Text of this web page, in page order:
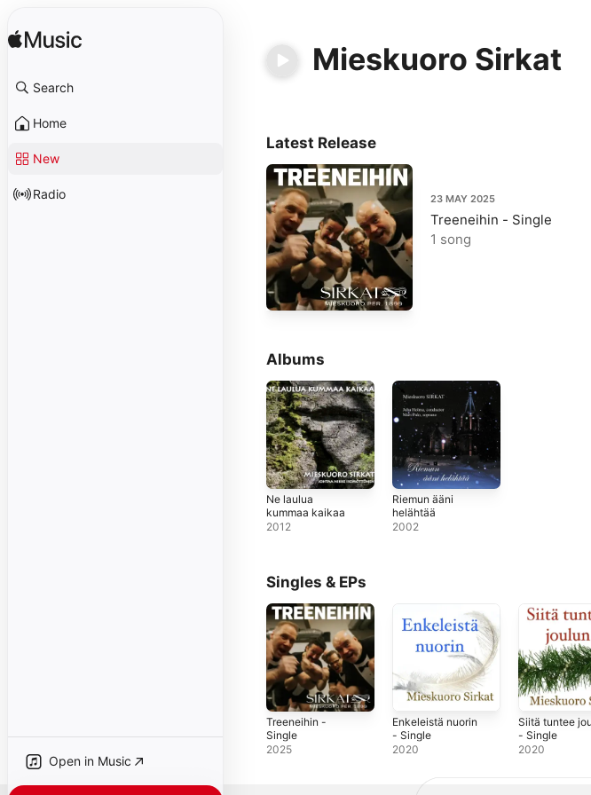
Search
Home
New
Radio
Open in Music
Mieskuoro Sirkat
Latest Release
23 MAY 2025
Treeneihin - Single
1 song
Albums
Ne laulua
kummaa kaikaa
2012
Riemun ääni
helähtää
2002
Singles & EPs
Treeneihin -
Single
2025
Enkeleistä nuorin
- Single
2020
Siitä tuntee
- Single
2020